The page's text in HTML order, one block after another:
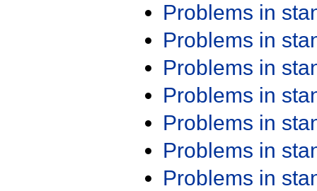
Problems in
Problems in
Problems in
Problems in
Problems in
Problems in
Problems in